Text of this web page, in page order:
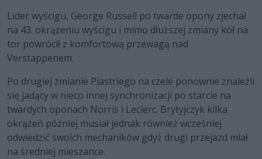
Lider wyścigu, George Russell po twarde opony zjechał
na 43. okrążeniu wyścigu i mimo dłuższej zmiany kół na
tor powrócił z komfortową przewagą nad
Verstappenem.
Po drugiej zmianie Piastriego na czele ponownie znaleźli
się jadący w nieco innej synchronizacji po starcie na
twardych oponach Norris i Leclerc. Brytyjczyk kilka
okrążeń później musiał jednak również wcześniej
odwiedzić swoich mechaników gdyż drugi przejazd miał
na średniej mieszance.